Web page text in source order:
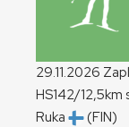
29.11.2026
HS142/12,5km
Ruka
(FIN)